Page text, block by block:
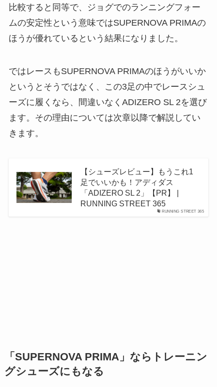
比較すると同等で、ジョグでのランニングフォー
ムの安定性という意味ではSUPERNOVA PRIMAの
ほうが優れているという結果になりました。
ではレースもSUPERNOVA PRIMAのほうがいいか
というとそうではなく、この3足の中でレースシュ
ーズに履くなら、間違いなくADIZERO SL 2を選び
ます。その理由については次章以降で解説してい
きます。
RUNNING STREET 365
【シューズレビュー】もうこれ1
足でいいかも！アディダス
「ADIZERO SL 2」【PR】 |
RUNNING STREET 365
「SUPERNOVA PRIMA」ならトレーニン
グシューズにもなる